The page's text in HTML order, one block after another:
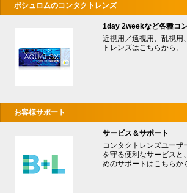
ボシュロムのコンタクトレンズ
1day 2weekなど各種コ
近視用／遠視用、乱視用
トレンズはこちらから。
お客様サポート
サービス＆サポート
コンタクトレンズユーザ
を守る便利なサービスと
めのサポートはこちらか